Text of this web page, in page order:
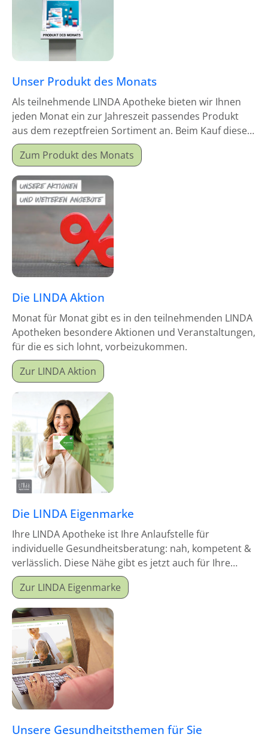
Unser Produkt des Monats
Als teilnehmende LINDA Apotheke bieten wir Ihnen
jeden Monat ein zur Jahreszeit passendes Produkt
aus dem rezeptfreien Sortiment an. Beim Kauf dieses
Monatsproduktes erhalten Sie einen Mitgabeartikel
gratis dazu.
Zum Produkt des Monats
Die LINDA Aktion
Monat für Monat gibt es in den teilnehmenden LINDA
Apotheken besondere Aktionen und Veranstaltungen,
für die es sich lohnt, vorbeizukommen.
Zur LINDA Aktion
Die LINDA Eigenmarke
Ihre LINDA Apotheke ist Ihre Anlaufstelle für
individuelle Gesundheitsberatung: nah, kompetent &
verlässlich. Diese Nähe gibt es jetzt auch für Ihre
Hausapotheke!
Zur LINDA Eigenmarke
Unsere Gesundheitsthemen für Sie